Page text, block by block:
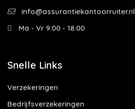
info@assurantiekantoorruiter.nl
Ma - Vr 9:00 - 18:00
Snelle Links
Verzekeringen
Bedrijfsverzekeringen